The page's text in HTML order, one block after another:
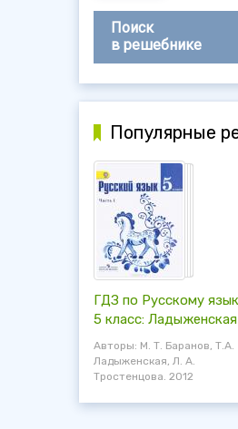
Поиск
в решебнике
Популярные
ГДЗ по Русскому
5 класс: Ладыженская
Авторы: М. Т. Баранов, Т.А.
Ладыженская, Л. А.
Тростенцова. 2012